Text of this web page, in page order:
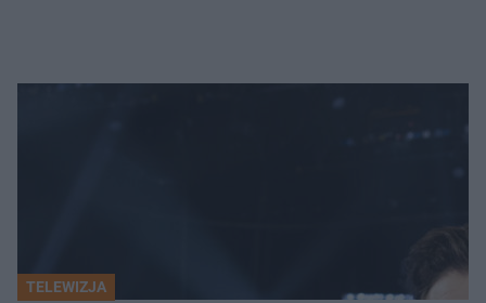
TELEWIZJA